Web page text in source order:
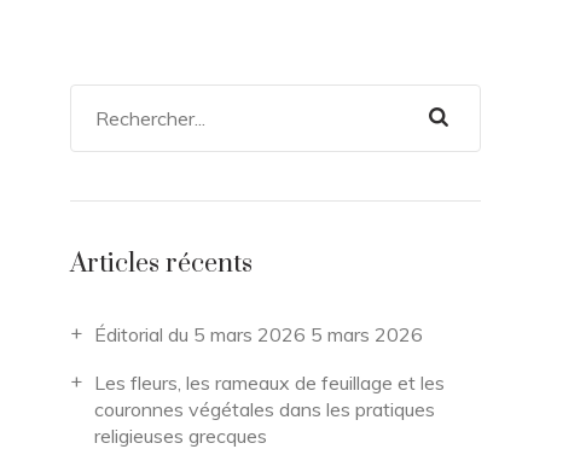
Articles récents
Éditorial du 5 mars 2026 5 mars 2026
Les fleurs, les rameaux de feuillage et les
couronnes végétales dans les pratiques
religieuses grecques